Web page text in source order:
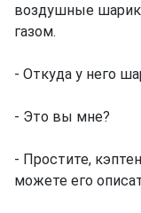
воздушные
газом.
- Откуда у него
- Это вы мне?
- Простите,
можете его